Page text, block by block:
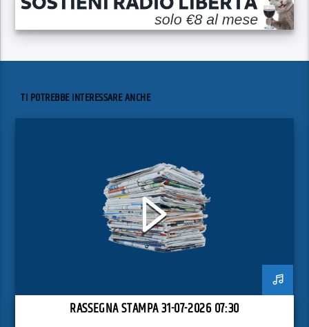
TI POTREBBE INTERESSARE ANCHE
RASSEGNA STAMPA 31-07-2026 07:30